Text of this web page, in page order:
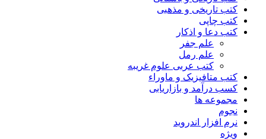
کتب تاریخی و مذهبی
کتب چاپی
کتب دعا و اذکار
علم جفر
علم رمل
کتب عربی علوم غریبه
کتب متافیزیک و ماوراء
کسب درآمد و بازاریابی
مجموعه ها
نجوم
نرم افزار اندروید
ویژه